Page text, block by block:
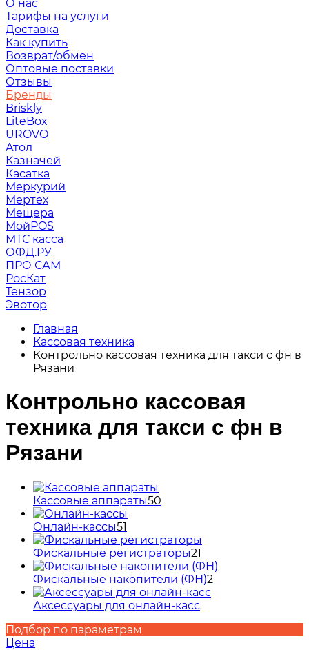
О нас
Тарифы на услуги
Доставка
Как купить
Возврат/обмен
Оптовые поставки
Отзывы
Бренды
Briskly
LiteBox
UROVO
Атол
Казначей
Касатка
Меркурий
Мертех
Мещера
МойPOS
МТС касса
ОФД.РУ
ПРО САМ
РосКат
Тензор
Эвотор
Главная
Кассовая техника
Контрольно кассовая техника для такси с фн в
Рязани
Контрольно кассовая
техника для такси с фн в
Рязани
Кассовые аппараты50
Онлайн-кассы51
Фискальные регистраторы21
Фискальные накопители (ФН)2
Аксессуары для онлайн-касс
Подбор по параметрам
Цена